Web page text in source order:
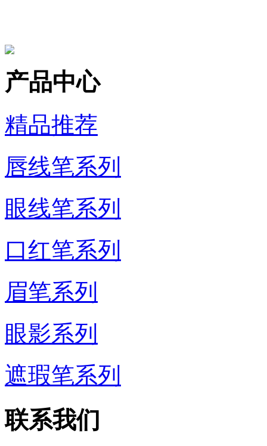
产品中心
精品推荐
唇线笔系列
眼线笔系列
口红笔系列
眉笔系列
眼影系列
遮瑕笔系列
联系我们